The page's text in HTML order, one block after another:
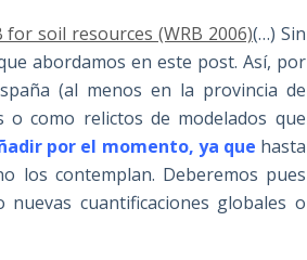
soil resources (WRB 2006)(…) Sin
abordamos en este post. Así, por
(al menos en la provincia de
o como relictos de modelados que
por el momento, ya que hasta
los contemplan. Deberemos pues
cuantificaciones globales o